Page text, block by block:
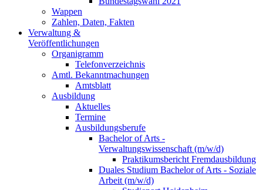
Wappen
Zahlen, Daten, Fakten
Verwaltung &
Veröffentlichungen
Organigramm
Telefonverzeichnis
Amtl. Bekanntmachungen
Amtsblatt
Ausbildung
Aktuelles
Termine
Ausbildungsberufe
Bachelor of Arts -
Verwaltungswissenschaft (m/w/d)
Praktikumsbericht Fremdausbildung
Duales Studium Bachelor of Arts - Soziale
Arbeit (m/w/d)